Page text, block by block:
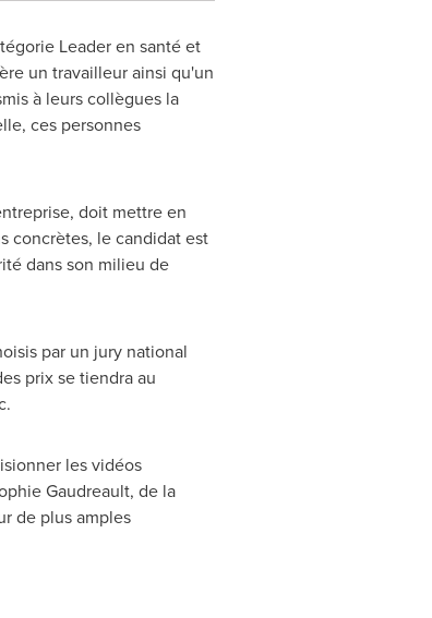
Leader en santé et
un travailleur ainsi qu'un
à leurs collègues la
ces personnes
doit mettre en
concrètes, le candidat est
dans son milieu de
par un jury national
prix se tiendra au
les vidéos
Gaudreault, de la
de plus amples